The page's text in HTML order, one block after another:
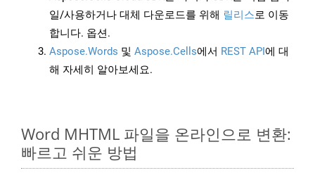
일/사용하거나 대체 다운로드를 위해 릴리스로 이동
합니다. 옵션.
Aspose.Words 및 Aspose.Cells에서 REST API에 대
해 자세히 알아보세요.
Word MHTML 파일을 온라인으로 변환:
빠르고 쉬운 방법